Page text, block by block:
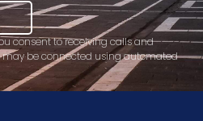
consent to receiving calls and
may be connected using automated